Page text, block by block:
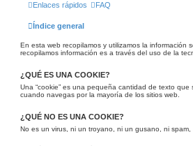
Enlaces rápidos FAQ
Índice general
En esta web recopilamos y utilizamos la
recopilamos información es a través del uso de la
¿QUÉ ES UNA COOKIE?
Una “cookie” es una pequeña cantidad de texto
cuando navegas por la mayoría de los sitios web.
¿QUÉ NO ES UNA COOKIE?
No es un virus, ni un troyano, ni un gusano, ni